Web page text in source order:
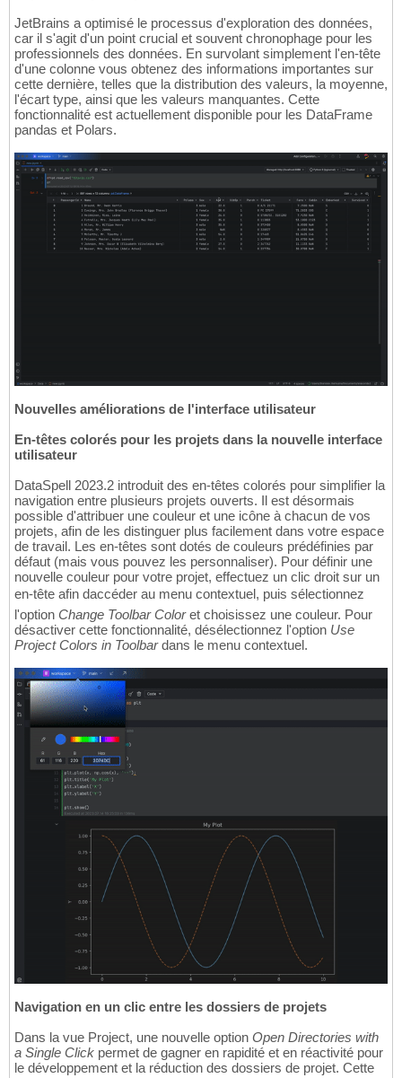
JetBrains a optimisé le processus d'exploration des données,
car il s'agit d'un point crucial et souvent chronophage pour les
professionnels des données. En survolant simplement l'en-tête
d'une colonne vous obtenez des informations importantes sur
cette dernière, telles que la distribution des valeurs, la moyenne,
l'écart type, ainsi que les valeurs manquantes. Cette
fonctionnalité est actuellement disponible pour les DataFrame
pandas et Polars.
Nouvelles améliorations de l'interface utilisateur
En-têtes colorés pour les projets dans la nouvelle interface
utilisateur
DataSpell 2023.2 introduit des en-têtes colorés pour simplifier la
navigation entre plusieurs projets ouverts. Il est désormais
possible d'attribuer une couleur et une icône à chacun de vos
projets, afin de les distinguer plus facilement dans votre espace
de travail. Les en-têtes sont dotés de couleurs prédéfinies par
défaut (mais vous pouvez les personnaliser). Pour définir une
nouvelle couleur pour votre projet, effectuez un clic droit sur un
en-tête afin daccéder au menu contextuel, puis sélectionnez
l'option Change Toolbar Coloret choisissez une couleur. Pour
désactiver cette fonctionnalité, désélectionnez l'option Use
Project Colors in Toolbardans le menu contextuel.
Navigation en un clic entre les dossiers de projets
Dans la vue Project, une nouvelle option Open Directories with
a Single Click permet de gagner en rapidité et en réactivité pour
le développement et la réduction des dossiers de projet. Cette